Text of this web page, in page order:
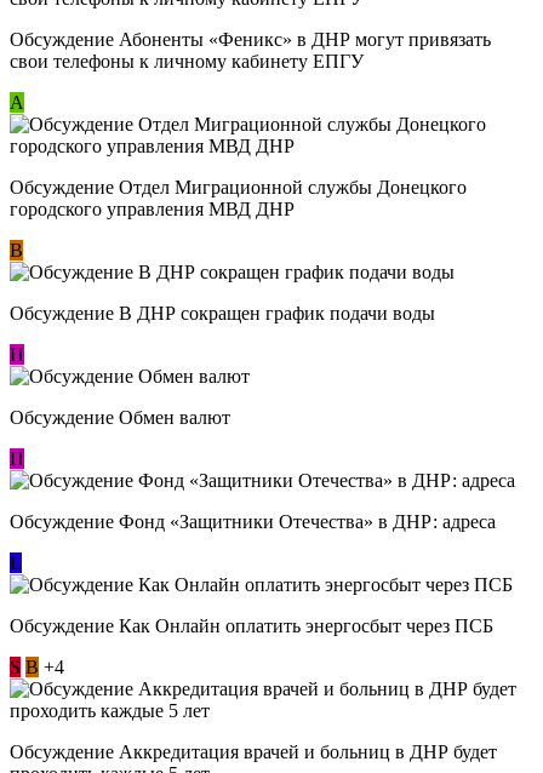
Обсуждение ​Абоненты «Феникс» в ДНР могут привязать
свои телефоны к личному кабинету ЕПГУ
А
Обсуждение Отдел Миграционной службы Донецкого
городского управления МВД ДНР
В
Обсуждение В ДНР сокращен график подачи воды
П
Обсуждение Обмен валют
П
Обсуждение Фонд «Защитники Отечества» в ДНР: адреса
L
Обсуждение ​Как Онлайн оплатить энергосбыт через ПСБ
S В +4
Обсуждение Аккредитация врачей и больниц в ДНР будет